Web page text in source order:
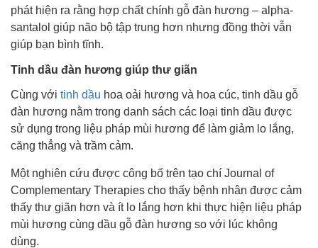
phát hiện ra rằng hợp chất chính gỗ đàn hương – alpha-
santalol giúp não bộ tập trung hơn nhưng đồng thời vẫn
giúp bạn bình tĩnh.
Tinh dầu đàn hương giúp thư giãn
Cùng với tinh dầu hoa oải hương và hoa cúc, tinh dầu gỗ
đàn hương nằm trong danh sách các loại tinh dầu được
sử dụng trong liệu pháp mùi hương để làm giảm lo lắng,
căng thẳng và trầm cảm.
Một nghiên cứu được công bố trên tạo chí Journal of
Complementary Therapies cho thấy bệnh nhân được cảm
thấy thư giãn hơn và ít lo lắng hơn khi thực hiện liệu pháp
mùi hương cùng dầu gỗ đàn hương so với lúc không
dùng.